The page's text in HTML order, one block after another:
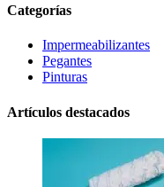
Categorías
Impermeabilizantes
Pegantes
Pinturas
Artículos destacados